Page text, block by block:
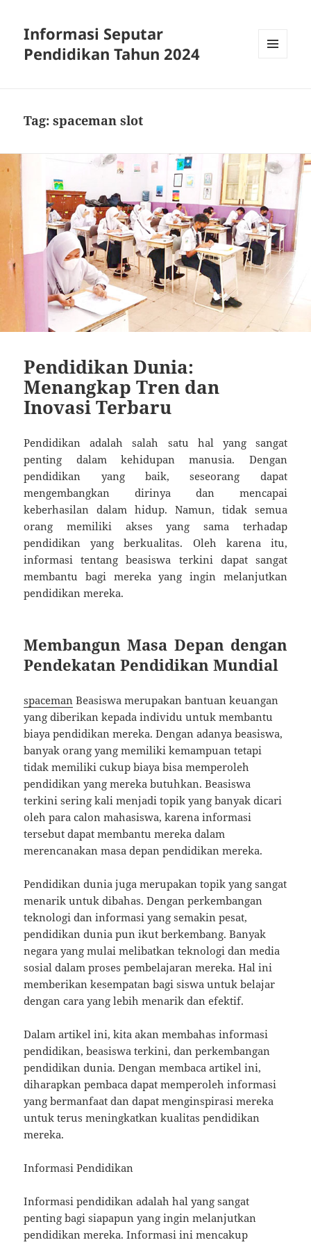
Informasi Seputar
Pendidikan Tahun 2024
Tag:spaceman slot
Pendidikan Dunia:
Menangkap Tren dan
Inovasi Terbaru
Pendidikan adalah salah satu hal yang sangat
penting dalam kehidupan manusia. Dengan
pendidikan yang baik, seseorang dapat
mengembangkan dirinya dan mencapai
keberhasilan dalam hidup. Namun, tidak semua
orang memiliki akses yang sama terhadap
pendidikan yang berkualitas. Oleh karena itu,
informasi tentang beasiswa terkini dapat sangat
membantu bagi mereka yang ingin melanjutkan
pendidikan mereka.
Membangun Masa Depan dengan
Pendekatan Pendidikan Mundial
spaceman Beasiswa merupakan bantuan keuangan
yang diberikan kepada individu untuk membantu
biaya pendidikan mereka. Dengan adanya beasiswa,
banyak orang yang memiliki kemampuan tetapi
tidak memiliki cukup biaya bisa memperoleh
pendidikan yang mereka butuhkan. Beasiswa
terkini sering kali menjadi topik yang banyak dicari
oleh para calon mahasiswa, karena informasi
tersebut dapat membantu mereka dalam
merencanakan masa depan pendidikan mereka.
Pendidikan dunia juga merupakan topik yang sangat
menarik untuk dibahas. Dengan perkembangan
teknologi dan informasi yang semakin pesat,
pendidikan dunia pun ikut berkembang. Banyak
negara yang mulai melibatkan teknologi dan media
sosial dalam proses pembelajaran mereka. Hal ini
memberikan kesempatan bagi siswa untuk belajar
dengan cara yang lebih menarik dan efektif.
Dalam artikel ini, kita akan membahas informasi
pendidikan, beasiswa terkini, dan perkembangan
pendidikan dunia. Dengan membaca artikel ini,
diharapkan pembaca dapat memperoleh informasi
yang bermanfaat dan dapat menginspirasi mereka
untuk terus meningkatkan kualitas pendidikan
mereka.
Informasi Pendidikan
Informasi pendidikan adalah hal yang sangat
penting bagi siapapun yang ingin melanjutkan
pendidikan mereka. Informasi ini mencakup